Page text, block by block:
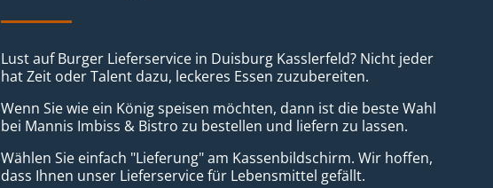
Lust auf Burger Lieferservice in Duisburg Kasslerfeld? Nicht jeder
hat Zeit oder Talent dazu, leckeres Essen zuzubereiten.
Wenn Sie wie ein König speisen möchten, dann ist die beste Wahl
bei Mannis Imbiss & Bistro zu bestellen und liefern zu lassen.
Wählen Sie einfach "Lieferung" am Kassenbildschirm. Wir hoffen,
dass Ihnen unser Lieferservice für Lebensmittel gefällt.